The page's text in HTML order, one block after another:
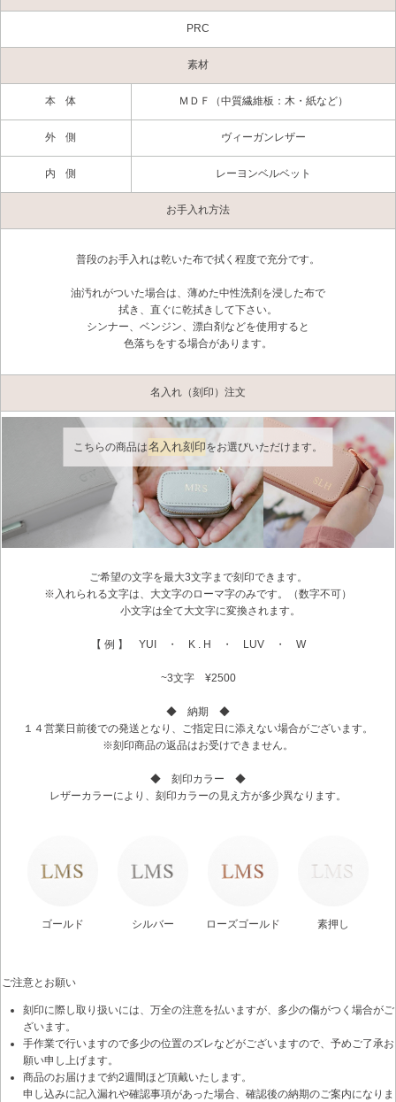
PRC
素材
本体 ＭＤＦ（中質繊維板：木・紙など）
外側 ヴィーガンレザー
内側 レーヨンベルベット
お手入れ方法
普段のお手入れは乾いた布で拭く程度で充分です。
油汚れがついた場合は、薄めた中性洗剤を浸した布で
拭き、直ぐに乾拭きして下さい。
シンナー、ベンジン、漂白剤などを使用すると
色落ちをする場合があります。
名入れ（刻印）注文
こちらの商品は名入れ刻印をお選びいただけます。
ご希望の文字を最大3文字まで刻印できます。
※入れられる文字は、大文字のローマ字のみです。（数字不可）
小文字は全て大文字に変換されます。
【 例 】 YUI ・ K . H ・ LUV ・ W
~3文字 ¥2500
◆ 納期 ◆
１４営業日前後での発送となり、ご指定日に添えない場合がございます。
※刻印商品の返品はお受けできません。
◆ 刻印カラー ◆
レザーカラーにより、刻印カラーの見え方が多少異なります。
ゴールド シルバー ローズゴールド 素押し
ご注意とお願い
刻印に際し取り扱いには、万全の注意を払いますが、多少の傷がつく場合がご
ざいます。
手作業で行いますので多少の位置のズレなどがございますので、予めご了承お
願い申し上げます。
商品のお届けまで約2週間ほど頂戴いたします。
申し込みに記入漏れや確認事項があった場合、確認後の納期のご案内になりま